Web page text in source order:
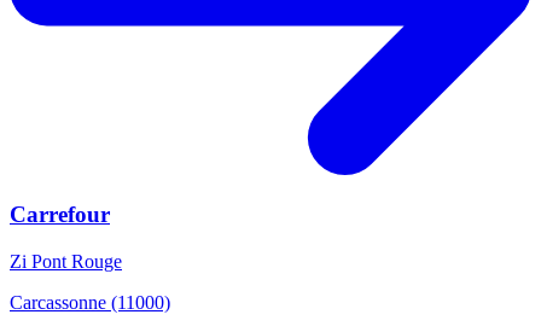
Carrefour
Zi Pont Rouge
Carcassonne (11000)